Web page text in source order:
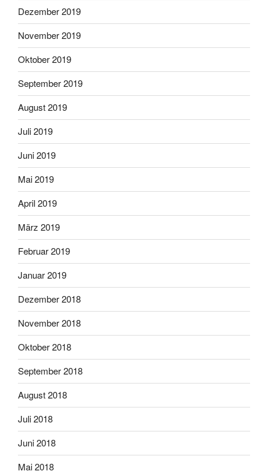
Dezember 2019
November 2019
Oktober 2019
September 2019
August 2019
Juli 2019
Juni 2019
Mai 2019
April 2019
März 2019
Februar 2019
Januar 2019
Dezember 2018
November 2018
Oktober 2018
September 2018
August 2018
Juli 2018
Juni 2018
Mai 2018